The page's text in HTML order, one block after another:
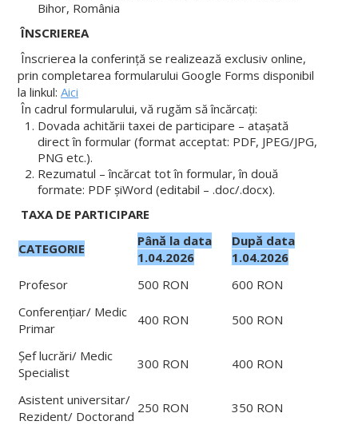
Bihor, România
ÎNSCRIEREA
Înscrierea la conferință se realizează exclusiv online,
prin completarea formularului Google Forms disponibil
la linkul: Aici
În cadrul formularului, vă rugăm să încărcați:
Dovada achitării taxei de participare – atașată
direct în formular (format acceptat: PDF, JPEG/JPG,
PNG etc.).
Rezumatul – încărcat tot în formular, în două
formate: PDF șiWord (editabil – .doc/.docx).
TAXA DE PARTICIPARE
CATEGORIE
Până la data
1.04.2026
După data
1.04.2026
Profesor
500 RON
600 RON
Conferențiar/ Medic
Primar
400 RON 500 RON
Șef lucrări/ Medic
Specialist
300 RON 400 RON
Asistent universitar/
Rezident/ Doctorand
250 RON 350 RON